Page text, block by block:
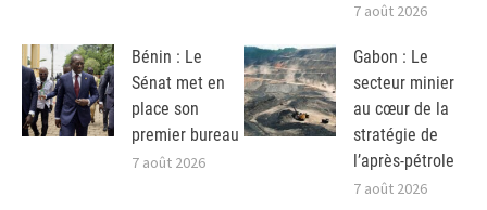
7 août 2026
Bénin : Le
Sénat met en
place son
premier bureau
7 août 2026
Gabon : Le
secteur minier
au cœur de la
stratégie de
l’après-pétrole
7 août 2026